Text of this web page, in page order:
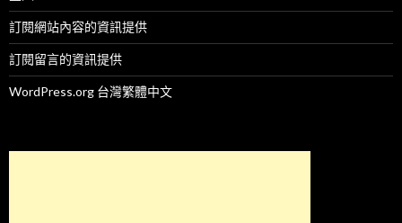
訂閱網站內容的資訊提供
訂閱留言的資訊提供
WordPress.org 台灣繁體中文